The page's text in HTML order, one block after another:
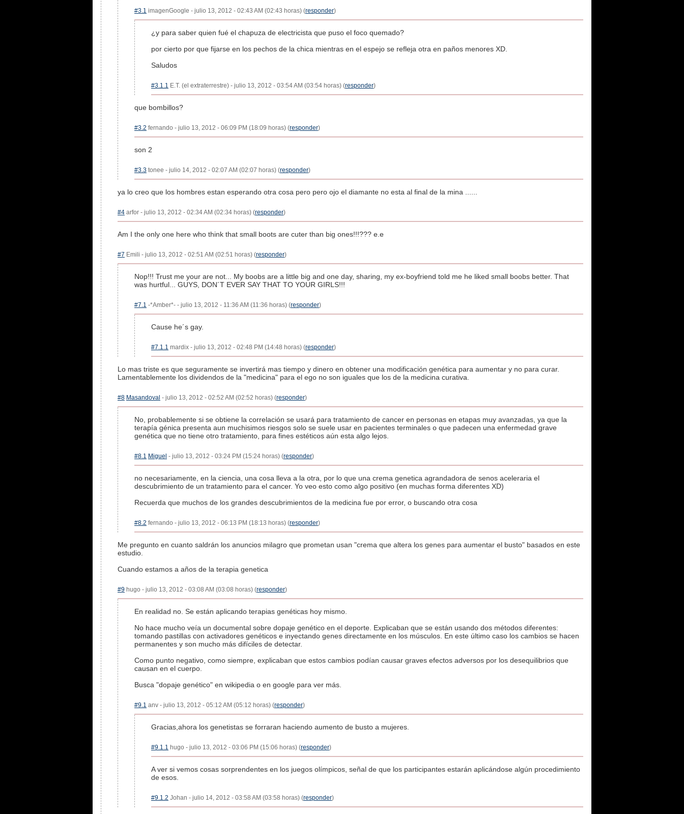
#3.1 imagenGoogle - julio 13, 2012 - 02:43 AM (02:43 horas) (responder)
¿y para saber quien fué el chapuza de electricista que puso el foco quemado?
por cierto por que fijarse en los pechos de la chica mientras en el espejo se refleja otra en paños menores XD.
Saludos
#3.1.1 E.T. (el extraterrestre) - julio 13, 2012 - 03:54 AM (03:54 horas) (responder)
que bombillos?
#3.2 fernando - julio 13, 2012 - 06:09 PM (18:09 horas) (responder)
son 2
#3.3 tonee - julio 14, 2012 - 02:07 AM (02:07 horas) (responder)
ya lo creo que los hombres estan esperando otra cosa pero pero ojo el diamante no esta al final de la mina ......
#4 arfor - julio 13, 2012 - 02:34 AM (02:34 horas) (responder)
Am I the only one here who think that small boots are cuter than big ones!!!??? e.e
#7 Emili - julio 13, 2012 - 02:51 AM (02:51 horas) (responder)
Nop!!! Trust me your are not... My boobs are a little big and one day, sharing, my ex-boyfriend told me he liked small boobs better. That
was hurtful... GUYS, DON´T EVER SAY THAT TO YOUR GIRLS!!!
#7.1 -*Amber*- - julio 13, 2012 - 11:36 AM (11:36 horas) (responder)
Cause he´s gay.
#7.1.1 mardix - julio 13, 2012 - 02:48 PM (14:48 horas) (responder)
Lo mas triste es que seguramente se invertirá mas tiempo y dinero en obtener una modificación genética para aumentar y no para curar.
Lamentablemente los dividendos de la "medicina" para el ego no son iguales que los de la medicina curativa.
#8 Masandoval - julio 13, 2012 - 02:52 AM (02:52 horas) (responder)
No, probablemente si se obtiene la correlación se usará para tratamiento de cancer en personas en etapas muy avanzadas, ya que la
terapía génica presenta aun muchisimos riesgos solo se suele usar en pacientes terminales o que padecen una enfermedad grave
genética que no tiene otro tratamiento, para fines estéticos aún esta algo lejos.
#8.1 Miguel - julio 13, 2012 - 03:24 PM (15:24 horas) (responder)
no necesariamente, en la ciencia, una cosa lleva a la otra, por lo que una crema genetica agrandadora de senos aceleraria el
descubrimiento de un tratamiento para el cancer. Yo veo esto como algo positivo (en muchas forma diferentes XD)
Recuerda que muchos de los grandes descubrimientos de la medicina fue por error, o buscando otra cosa
#8.2 fernando - julio 13, 2012 - 06:13 PM (18:13 horas) (responder)
Me pregunto en cuanto saldrán los anuncios milagro que prometan usan "crema que altera los genes para aumentar el busto" basados en este
estudio.
Cuando estamos a años de la terapia genetica
#9 hugo - julio 13, 2012 - 03:08 AM (03:08 horas) (responder)
En realidad no. Se están aplicando terapias genéticas hoy mismo.
No hace mucho veía un documental sobre dopaje genético en el deporte. Explicaban que se están usando dos métodos diferentes:
tomando pastillas con activadores genéticos e inyectando genes directamente en los músculos. En este último caso los cambios se hacen
permanentes y son mucho más difíciles de detectar.
Como punto negativo, como siempre, explicaban que estos cambios podían causar graves efectos adversos por los desequilibrios que
causan en el cuerpo.
Busca "dopaje genético" en wikipedia o en google para ver más.
#9.1 anv - julio 13, 2012 - 05:12 AM (05:12 horas) (responder)
Gracias,ahora los genetistas se forraran haciendo aumento de busto a mujeres.
#9.1.1 hugo - julio 13, 2012 - 03:06 PM (15:06 horas) (responder)
A ver si vemos cosas sorprendentes en los juegos olímpicos, señal de que los participantes estarán aplicándose algún procedimiento
de esos.
#9.1.2 Johan - julio 14, 2012 - 03:58 AM (03:58 horas) (responder)